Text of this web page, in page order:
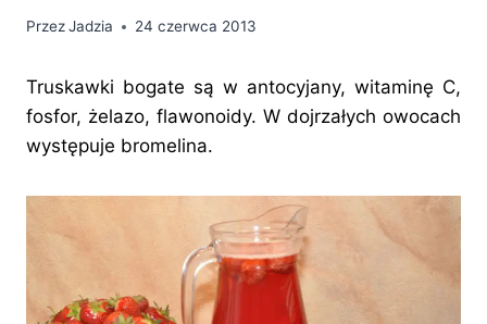
PrzezJadzia 24 czerwca 2013
Truskawki bogate są w antocyjany, witaminę C,
fosfor, żelazo, flawonoidy. W dojrzałych owocach
występuje bromelina.